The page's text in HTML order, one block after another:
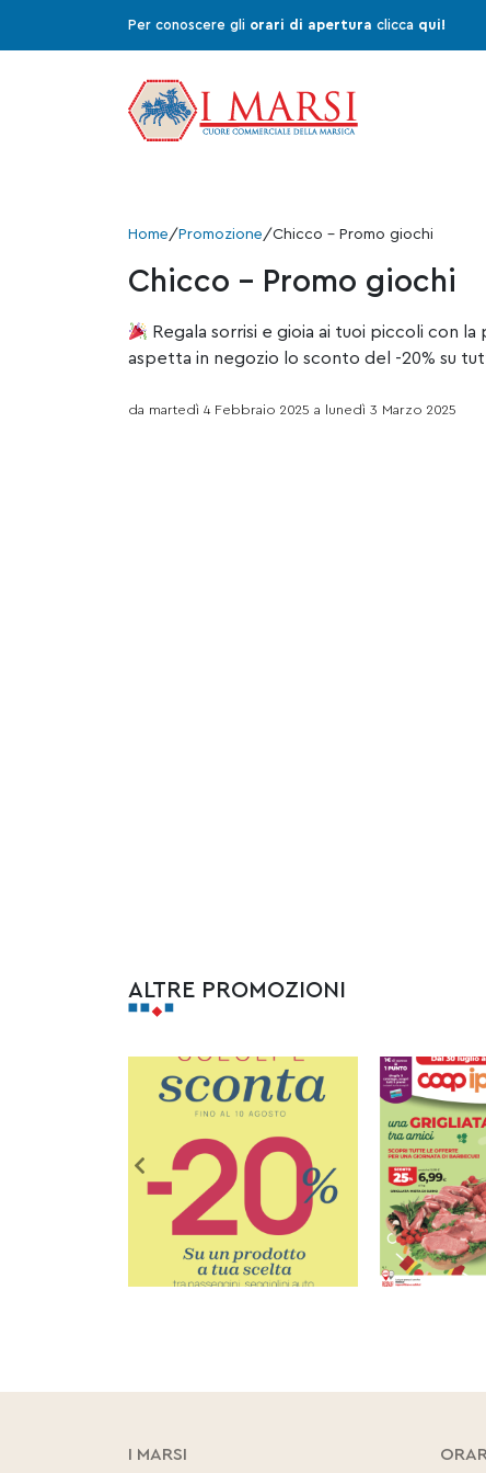
Per conoscere gli orari di apertura clicca qui!
Home/ Promozione/Chicco – Promo giochi
Chicco – Promo giochi
Regala sorrisi e gioia ai tuoi piccoli con
aspetta in negozio lo sconto del -20% su
da martedì 4 Febbraio 2025 a lunedì 3 Marzo 2025
ALTRE PROMOZIONI
I MARSI